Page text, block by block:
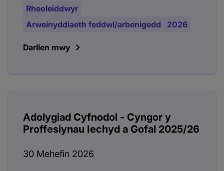
Rheoleiddwyr
Arweinyddiaeth feddwl/arbenigedd
2026
Darllen mwy
Adolygiad Cyfnodol - Cyngor y
Proffesiynau Iechyd a Gofal 2025/26
30 Mehefin 2026